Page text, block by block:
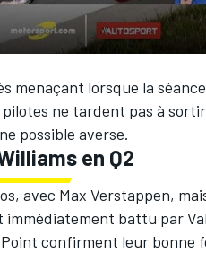
menaçant lorsque la
ne tardent pas à
possible averse.
en Q2
avec Max Verstappen,
immédiatement battu par
confirment leur bonne